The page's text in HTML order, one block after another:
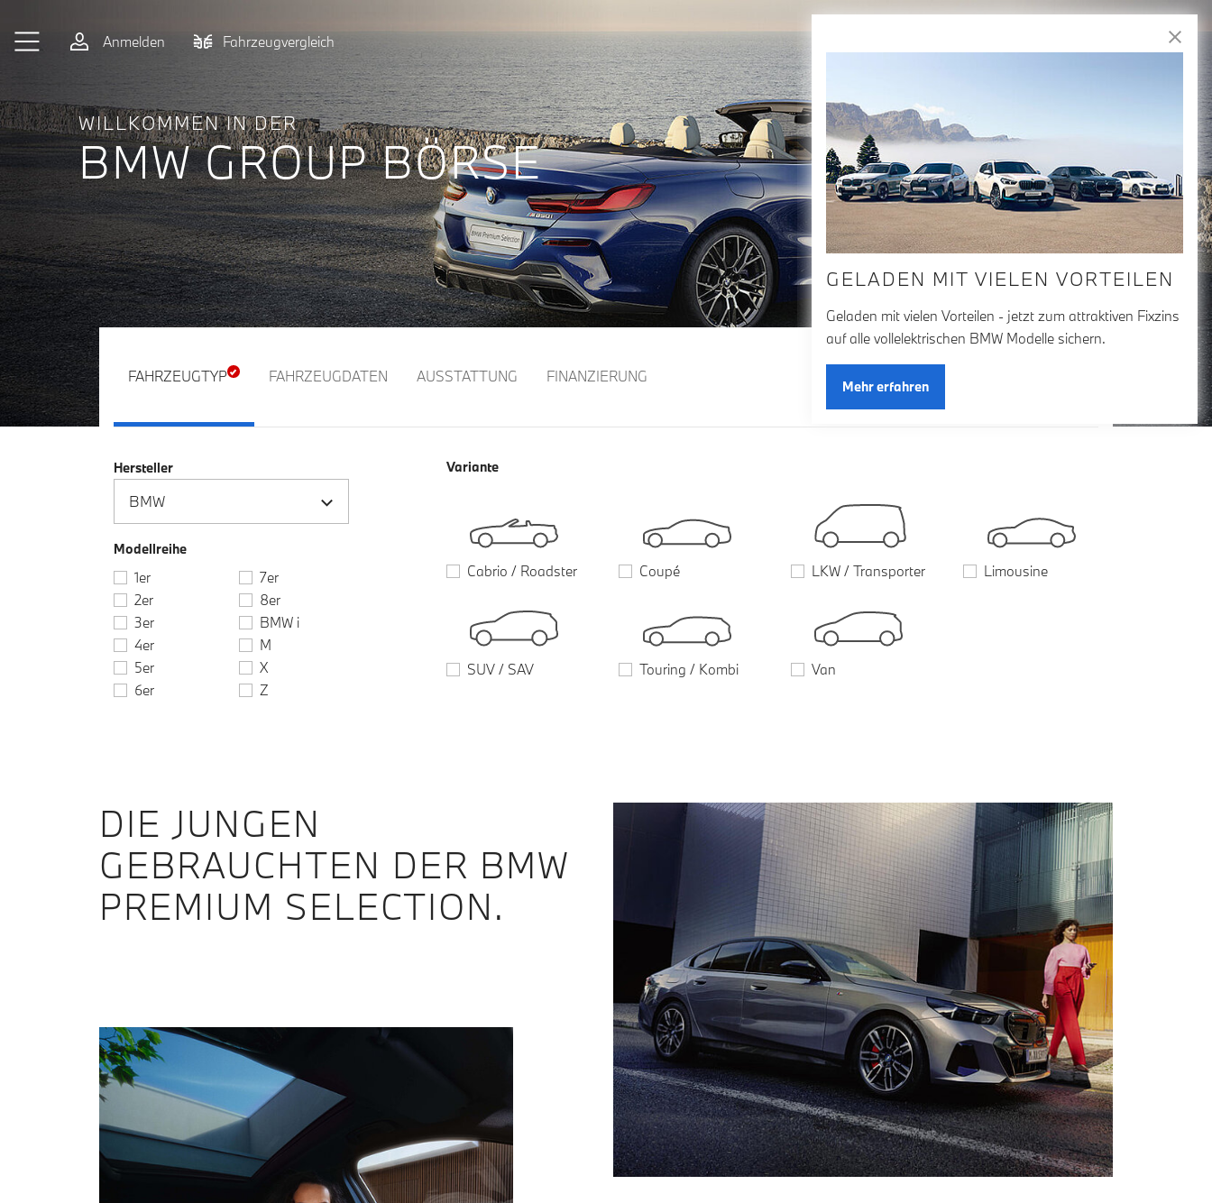
Anmelden
Fahrzeugvergleich
WILLKOMMEN IN DER
BMW GROUP BÖRSE
FAHRZEUGTYP FAHRZEUGDATEN AUSSTATTUNG FINANZIERUNG
Hersteller
Modellreihe
1er
2er
3er
4er
5er
6er
7er
8er
BMW i
M
X
Z
Variante
Cabrio / Roadster Coupé LKW / Transporter Limousine
SUV / SAV Touring / Kombi Van
DIE JUNGEN
GEBRAUCHTEN DER BMW
PREMIUM SELECTION.
GELADEN MIT VIELEN VORTEILEN
Geladen mit vielen Vorteilen - jetzt zum attraktiven Fixzins
auf alle vollelektrischen BMW Modelle sichern.
Mehr erfahren